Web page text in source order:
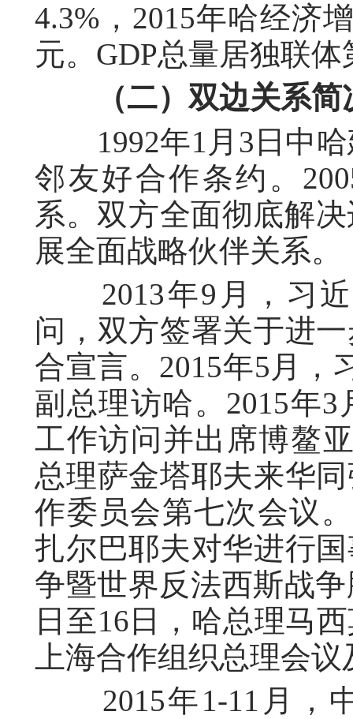
4.3%，2015年哈经济
元。GDP总量居独联
（二）双边关系简
1992年1月3日中哈
邻友好合作条约。
系。双方全面彻底解
展全面战略伙伴关系。
2013年9月，习近
问，双方签署关于进
合宣言。2015年5月，
副总理访哈。2015年
工作访问并出席博鳌
总理萨金塔耶夫来华
作委员会第七次会议
扎尔巴耶夫对华进行
争暨世界反法西斯战
日至16日，哈总理马
上海合作组织总理会
2015年1-11月，中